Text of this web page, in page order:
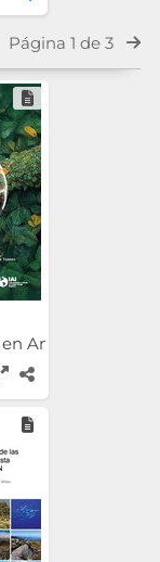
Página 1 de 3
América Latina